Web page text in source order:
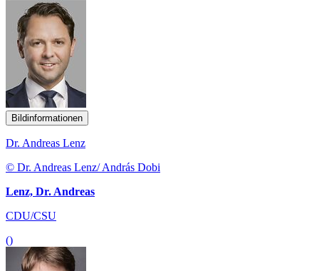
Bildinformationen
Dr. Andreas Lenz
© Dr. Andreas Lenz/ András Dobi
Lenz, Dr. Andreas
CDU/CSU
()